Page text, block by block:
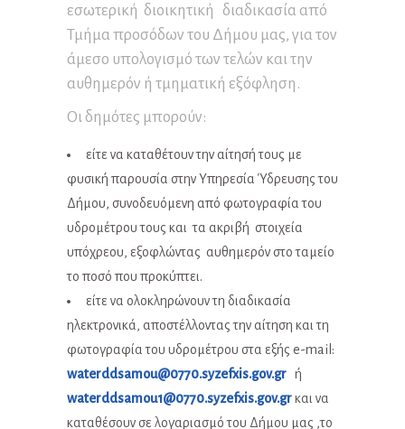
εσωτερική διοικητική διαδικασία από
Τμήμα προσόδων του Δήμου μας, για τον
άμεσο υπολογισμό των τελών και την
αυθημερόν ή τμηματική εξόφληση.
Οι δημότες μπορούν:
είτε να καταθέτουν την αίτησή τους με
φυσική παρουσία στην Υπηρεσία Ύδρευσης του
Δήμου, συνοδευόμενη από φωτογραφία του
υδρομέτρου τους και τα ακριβή στοιχεία
υπόχρεου, εξοφλώντας αυθημερόν στο ταμείο
το ποσό που προκύπτει.
είτε να ολοκληρώνουν τη διαδικασία
ηλεκτρονικά, αποστέλλοντας την αίτηση και τη
φωτογραφία του υδρομέτρου στα εξής e-mail:
waterddsamou@0770.syzefxis.gov.gr ή
waterddsamou1@0770.syzefxis.gov.grκαι να
καταθέσουν σε λογαριασμό του Δήμου μας ,το